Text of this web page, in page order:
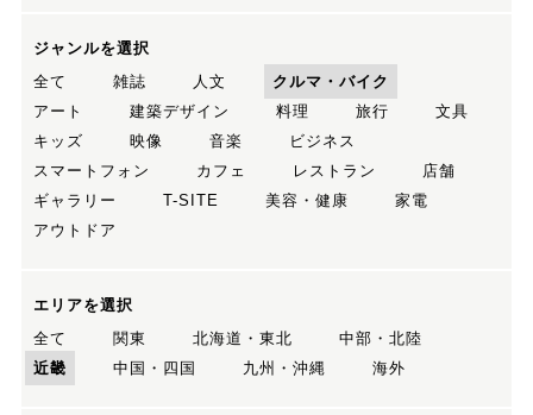
ジャンルを選択
全て
雑誌 人文
クルマ・バイク
アート
建築デザイン 料理 旅行
文具
キッズ
映像 音楽
ビジネス
スマートフォン
カフェ レストラン
店舗
ギャラリー
T-SITE 美容・健康
家電
アウトドア
エリアを選択
全て
関東 北海道・東北
中部・北陸
近畿
中国・四国 九州・沖縄 海外